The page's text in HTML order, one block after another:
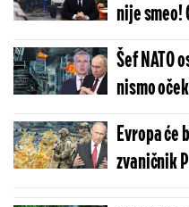
nije smeo!
zvanično -
sve!
Šef NATO
nismo
Evropa će
zvaničnik
strahuju